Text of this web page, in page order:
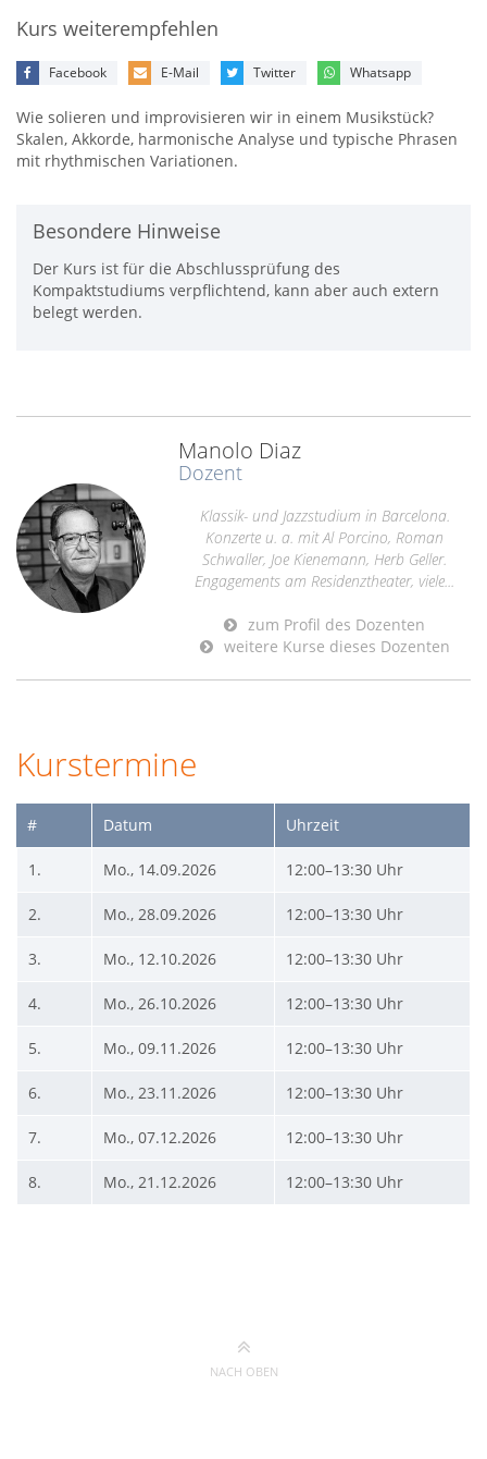
Kurs weiterempfehlen
Facebook E-Mail Twitter Whatsapp
Wie solieren und improvisieren wir in einem Musikstück?
Skalen, Akkorde, harmonische Analyse und typische Phrasen
mit rhythmischen Variationen.
Besondere Hinweise
Der Kurs ist für die Abschlussprüfung des
Kompaktstudiums verpflichtend, kann aber auch extern
belegt werden.
Manolo Diaz
Dozent
Klassik- und Jazzstudium in Barcelona.
Konzerte u. a. mit Al Porcino, Roman
Schwaller, Joe Kienemann, Herb Geller.
Engagements am Residenztheater, viele...
zum Profil des Dozenten
weitere Kurse dieses Dozenten
Kurstermine
# Datum Uhrzeit
1. Mo., 14.09.2026 12:00–13:30 Uhr
2. Mo., 28.09.2026 12:00–13:30 Uhr
3. Mo., 12.10.2026 12:00–13:30 Uhr
4. Mo., 26.10.2026 12:00–13:30 Uhr
5. Mo., 09.11.2026 12:00–13:30 Uhr
6. Mo., 23.11.2026 12:00–13:30 Uhr
7. Mo., 07.12.2026 12:00–13:30 Uhr
8. Mo., 21.12.2026 12:00–13:30 Uhr
NACH OBEN